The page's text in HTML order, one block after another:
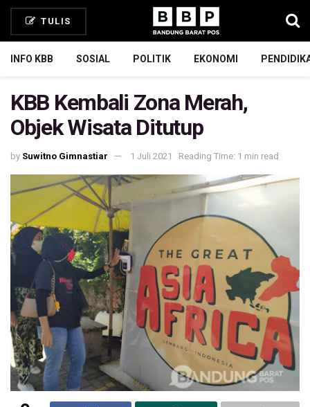
TULIS
INFO KBB SOSIAL POLITIK EKONOMI
KBB Kembali Zona Merah,
Objek Wisata Ditutup
by Suwitno Gimnastiar 1 Juli 2021 Reading Time: 1 min read